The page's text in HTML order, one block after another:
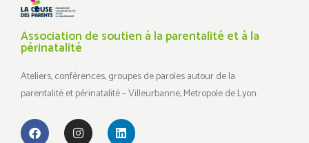
Association de soutien à la parentalité et à la
périnatalité
Ateliers, conférences, groupes de paroles autour de la
parentalité et périnatalité – Villeurbanne, Metropole de Lyon.